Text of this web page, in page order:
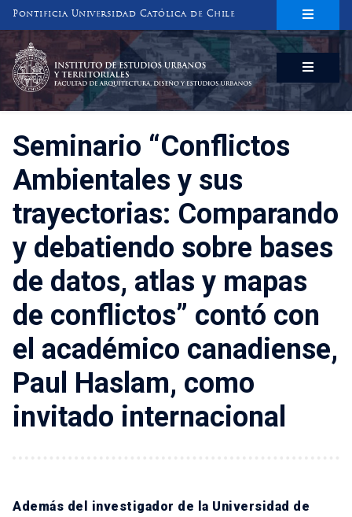
Pontificia Universidad Católica de Chile
INSTITUTO DE ESTUDIOS URBANOS
Y TERRITORIALES
FACULTAD DE ARQUITECTURA, DISEÑO Y ESTUDIOS URBANOS
Seminario “Conflictos
Ambientales y sus
trayectorias: Comparando
y debatiendo sobre bases
de datos, atlas y mapas
de conflictos” contó con
el académico canadiense,
Paul Haslam, como
invitado internacional
Además del investigador de la Universidad de